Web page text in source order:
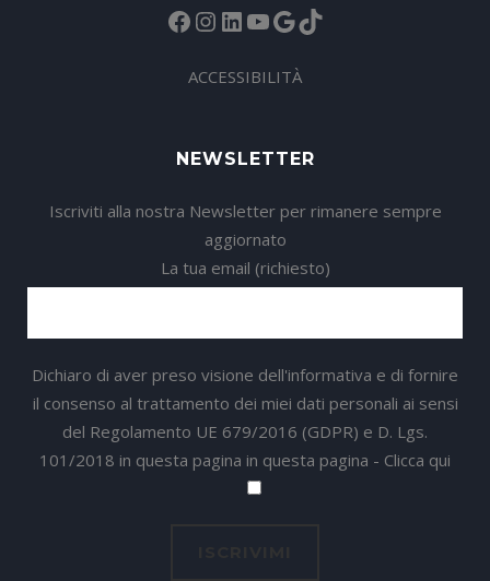
Facebook
Instagram
LinkedIn
YouTube
Google
TikTok
ACCESSIBILITÀ
NEWSLETTER
Iscriviti alla nostra Newsletter per rimanere sempre
aggiornato
La tua email (richiesto)
Dichiaro di aver preso visione dell'informativa e di fornire
il consenso al trattamento dei miei dati personali ai sensi
del Regolamento UE 679/2016 (GDPR) e D. Lgs.
101/2018 in questa pagina in questa pagina - Clicca qui